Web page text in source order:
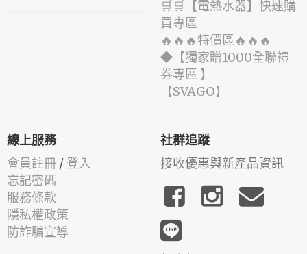
🛒🛒【電熱水器】快速購
買專區
🔥🔥🔥特價區🔥🔥🔥
◆【獨家贈1000全聯禮
券專區 】
️【SVAGO】️
線上服務
會員註冊 / 登入
忘記密碼
服務條款
隱私權政策
防詐騙宣導
社群追蹤
接收優惠與新產品資訊